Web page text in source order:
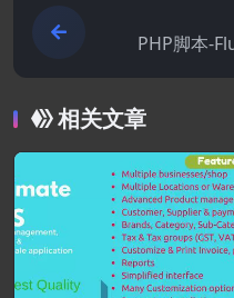
PHP脚本-
相关文章